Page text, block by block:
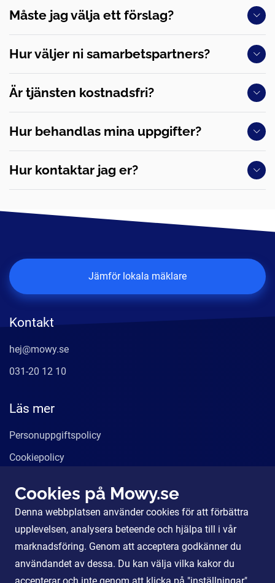
Måste jag välja ett förslag?
Hur väljer ni samarbetspartners?
Är tjänsten kostnadsfri?
Hur behandlas mina uppgifter?
Hur kontaktar jag er?
Kontakt
hej@mowy.se
031-20 12 10
Läs mer
Personuppgiftspolicy
Cookiepolicy
Våra tjänster
För Partners
Jämför lokala mäklare
Cookies på Mowy.se
Denna webbplatsen använder cookies för att förbättra
upplevelsen, analysera beteende och hjälpa till i vår
marknadsföring. Genom att acceptera godkänner du
användandet av dessa. Du kan välja vilka kakor du